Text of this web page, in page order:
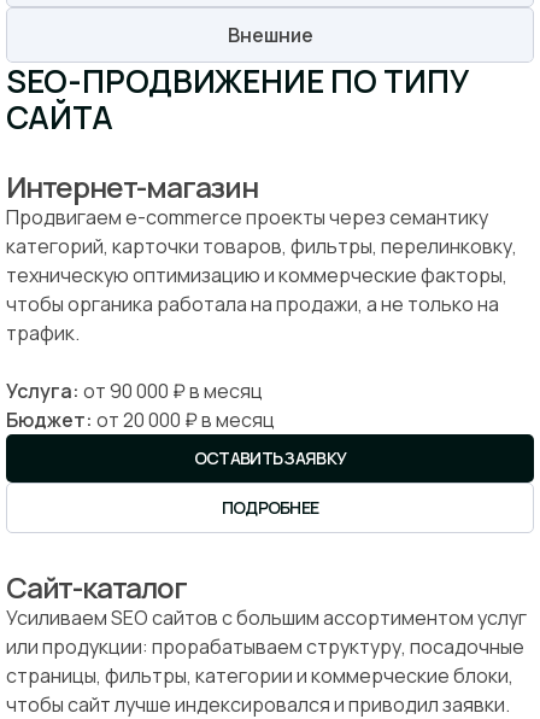
Внешние
SEO-ПРОДВИЖЕНИЕ ПО ТИПУ
САЙТА
Интернет-магазин
Продвигаем e-commerce проекты через семантику
категорий, карточки товаров, фильтры, перелинковку,
техническую оптимизацию и коммерческие факторы,
чтобы органика работала на продажи, а не только на
трафик.
Услуга: от 90 000 ₽ в месяц
Бюджет: от 20 000 ₽ в месяц
ОСТАВИТЬ ЗАЯВКУ
ПОДРОБНЕЕ
Сайт-каталог
Усиливаем SEO сайтов с большим ассортиментом услуг
или продукции: прорабатываем структуру, посадочные
страницы, фильтры, категории и коммерческие блоки,
чтобы сайт лучше индексировался и приводил заявки.